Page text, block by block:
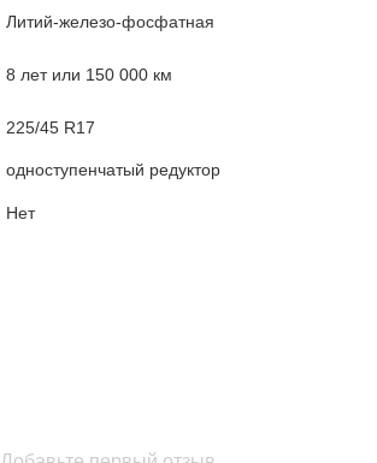
Литий-железо-фосфатная
8 лет или 150 000 км
225/45 R17
одноступенчатый редуктор
Нет